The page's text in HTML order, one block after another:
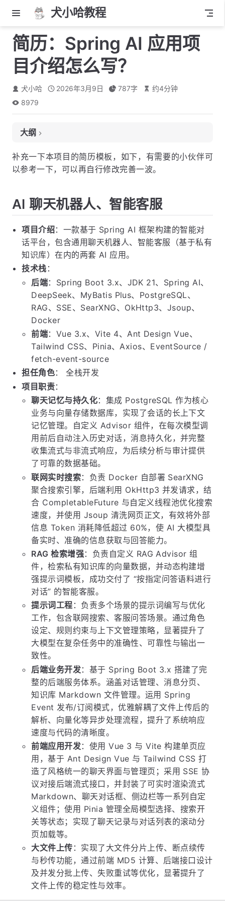
犬小哈教程
简历：Spring AI 应用项
目介绍怎么写？
犬小哈 2026年3月9日 787字 约4分钟
8979
大纲
AI 聊天机器人、智能客服
补充一下本项目的简历模板，如下，有需要的小伙伴可
以参考一下，可以再自行修改完善一波。
AI 聊天机器人、智能客服
项目介绍：一款基于 Spring AI 框架构建的智能对
话平台，包含通用聊天机器人、智能客服（基于私有
知识库）在内的两套 AI 应用。
技术栈 ：
后端：Spring Boot 3.x、JDK 21、Spring AI、
DeepSeek、MyBatis Plus、PostgreSQL、
RAG、SSE、SearXNG、OkHttp3、Jsoup、
Docker
前端：Vue 3.x、Vite 4、Ant Design Vue、
Tailwind CSS、Pinia、Axios、EventSource /
fetch-event-source
担任角色： 全栈开发
项目职责：
聊天记忆与持久化：集成 PostgreSQL 作为核心
业务与向量存储数据库，实现了会话的长上下文
记忆管理。自定义 Advisor 组件，在每次模型调
用前后自动注入历史对话，消息持久化，并完整
收集流式与非流式响应，为后续分析与审计提供
了可靠的数据基础。
联网实时搜索：负责 Docker 自部署 SearXNG
聚合搜索引擎，后端利用 OkHttp3 并发请求，结
合 CompletableFuture 与自定义线程池优化搜索
速度，并使用 Jsoup 清洗网页正文，有效将外部
信息 Token 消耗降低超过 60%，使 AI 大模型具
备实时、准确的信息获取与回答能力。
RAG 检索增强：负责自定义 RAG Advisor 组
件，检索私有知识库的向量数据，并动态构建增
强提示词模板，成功交付了 “按指定问答语料进行
对话” 的智能客服。
提示词工程 ：负责多个场景的提示词编写与优化
工作，包含联网搜索、客服问答场景。通过角色
设定、规则约束与上下文管理策略，显著提升了
大模型在复杂任务中的准确性、可靠性与输出一
致性。
后端业务开发：基于 Spring Boot 3.x 搭建了完
整的后端服务体系。涵盖对话管理、消息分页、
知识库 Markdown 文件管理。运用 Spring
Event 发布/订阅模式，优雅解耦了文件上传后的
解析、向量化等异步处理流程，提升了系统响应
速度与代码的清晰度。
前端应用开发：使用 Vue 3 与 Vite 构建单页应
用，基于 Ant Design Vue 与 Tailwind CSS 打
造了风格统一的聊天界面与管理页；采用 SSE 协
议对接后端流式接口，并封装了可实时渲染流式
Markdown、聊天对话框、侧边栏等一系列自定
义组件；使用 Pinia 管理全局模型选择、搜索开
关等状态；实现了聊天记录与对话列表的滚动分
页加载等。
大文件上传 ：实现了大文件分片上传、断点续传
与秒传功能，通过前端 MD5 计算、后端接口设计
及并发分批上传、失败重试等优化，显著提升了
文件上传的稳定性与效率。